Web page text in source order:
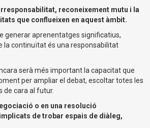
reconeixement mutu i la
que conflueixen en aquest àmbit.
generar aprenentatges significatius,
la continuïtat és una responsabilitat
serà més important la capacitat que
per ampliar el debat, escoltar totes les
de cara al futur.
o en una resolució
de trobar espais de diàleg,